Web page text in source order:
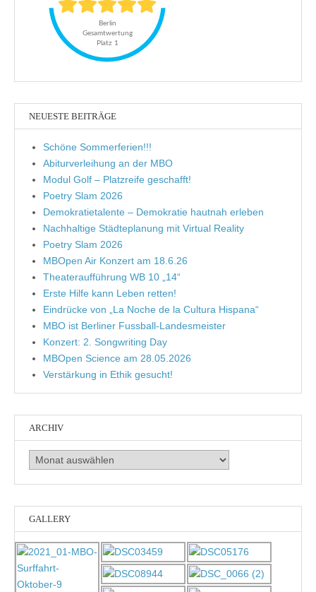
NEUESTE BEITRÄGE
Schöne Sommerferien!!!
Abiturverleihung an der MBO
Modul Golf – Platzreife geschafft!
Poetry Slam 2026
Demokratietalente – Demokratie hautnah erleben
Nachhaltige Städteplanung mit Virtual Reality
Poetry Slam 2026
MBOpen Air Konzert am 18.6.26
Theateraufführung WB 10 „14“
Erste Hilfe kann Leben retten!
Eindrücke von „La Noche de la Cultura Hispana“
MBO ist Berliner Fussball-Landesmeister
Konzert: 2. Songwriting Day
MBOpen Science am 28.05.2026
Verstärkung in Ethik gesucht!
ARCHIV
Archiv
GALLERY